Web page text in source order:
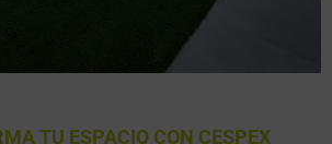
TU ESPACIO CON CESPEX